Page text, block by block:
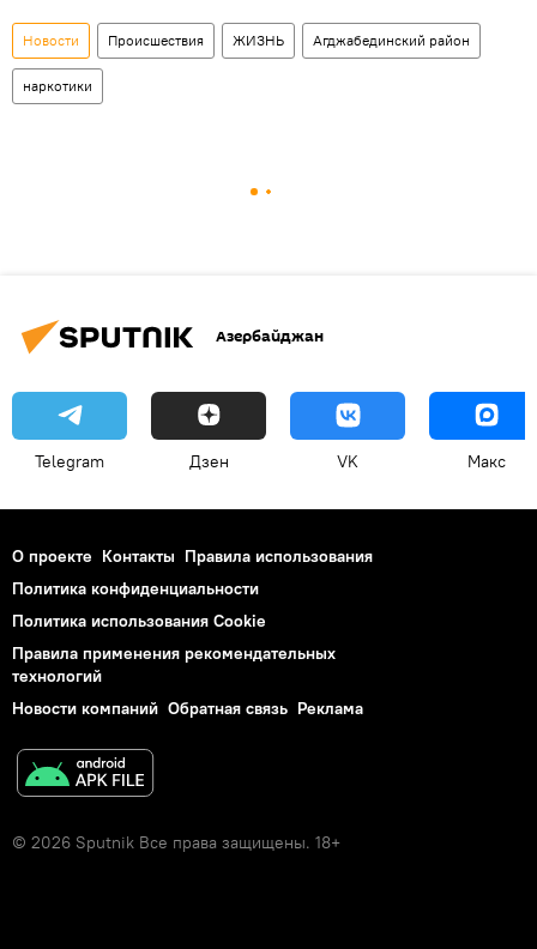
Новости Происшествия ЖИЗНЬ Агджабединский район
наркотики
Азербайджан
Telegram Дзен VK Макс
О проекте Контакты Правила использования
Политика конфиденциальности
Политика использования Cookie
Правила применения рекомендательных
технологий
Новости компаний Обратная связь Реклама
© 2026 Sputnik Все права защищены. 18+